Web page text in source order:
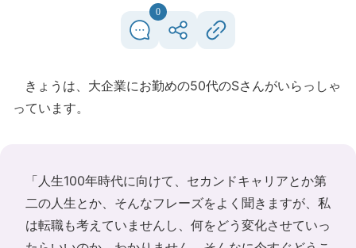
0
きょうは、大企業にお勤めの50代のSさんがいらっしゃ
っています。
「人生100年時代に向けて、セカンドキャリアとか第
二の人生とか、そんなフレーズをよく聞きますが、私
は転職も考えていませんし、何をどう変化させていっ